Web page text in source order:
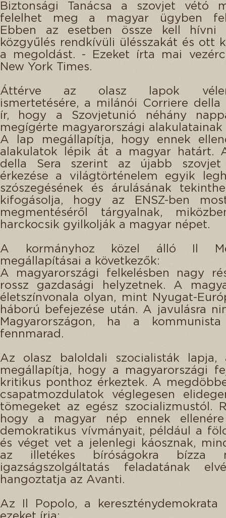
Biztonsági Tanácsa a szovjet vétó
felelhet meg a magyar ügyben
Ebben az esetben össze kell hívni
közgyűlés rendkívüli ülésszakát és ott
a megoldást. - Ezeket írta mai
New York Times.
Áttérve az olasz lapok
ismertetésére, a milánói Corriere della
ír, hogy a Szovjetunió néhány
megígérte magyarországi alakulatainak
A lap megállapítja, hogy ennek
alakulatok lépik át a magyar határt.
della Sera szerint az újabb szovjet
érkezése a világtörténelem egyik
szószegésének és árulásának
kifogásolja, hogy az ENSZ-ben
megmentéséről tárgyalnak,
harckocsik gyilkolják a magyar népet.
A kormányhoz közel álló Il
megállapításai a következők:
A magyarországi felkelésben nagy
rossz gazdasági helyzetnek. A
életszínvonala olyan, mint Nyugat-
háború befejezése után. A javulásra
Magyarországon, ha a kommunista
fennmarad.
Az olasz baloldali szocialisták lapja,
megállapítja, hogy a magyarországi
kritikus ponthoz érkeztek. A
csapatmozdulatok véglegesen
tömegeket az egész szocializmustól.
hogy a magyar nép ennek
demokratikus vívmányait, például a
és véget vet a jelenlegi káosznak,
az illetékes bíróságokra bízza
igazságszolgáltatás feladatának
hangoztatja az Avanti.
Az Il Popolo, a kereszténydemokrata